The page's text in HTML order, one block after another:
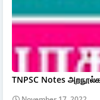
TNPSC Notes